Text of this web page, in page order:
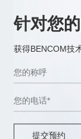
针对您
获得BENCOM技
提交预约